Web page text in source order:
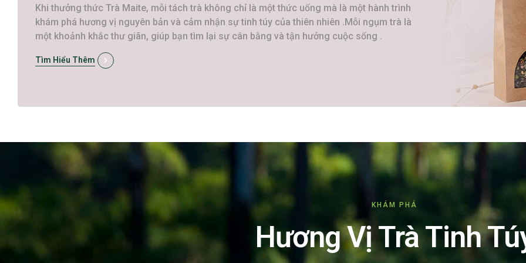
Khi thưởng thức Trà Maite, mỗi tách trà không chỉ là một thức uống mà là một hành trình
khám phá hương vị nguyên bản và cảm nhận sự tinh túy của thiên nhiên .Mỗi ngụm trà là
một khoảnh khắc thư giãn, giúp bạn tìm lại sự cân bằng và tận hưởng cuộc sống .
Tìm Hiểu Thêm
KHÁM PHÁ
Hương Vị Trà Tinh